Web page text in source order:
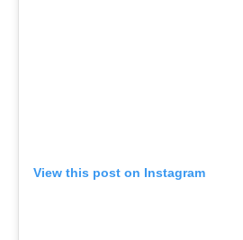
View this post on Instagram